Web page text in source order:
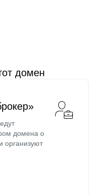
домен
домена о
организуют